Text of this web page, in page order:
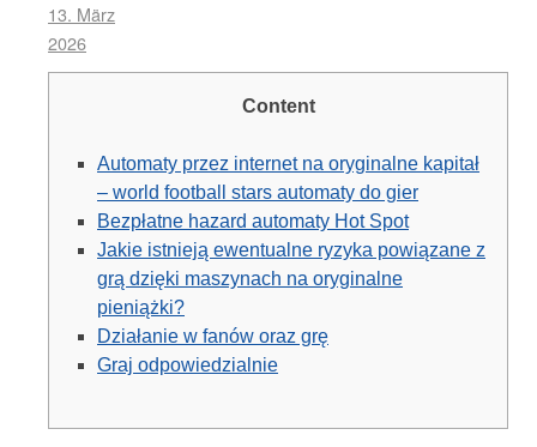
13. März
2026
Content
Automaty przez internet na oryginalne kapitał
– world football stars automaty do gier
Bezpłatne hazard automaty Hot Spot
Jakie istnieją ewentualne ryzyka powiązane z
grą dzięki maszynach na oryginalne
pieniążki?
Działanie w fanów oraz grę
Graj odpowiedzialnie